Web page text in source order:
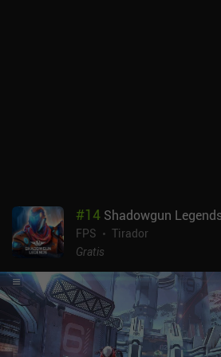
#14 Shadowgun
FPS
Tirador
Gratis